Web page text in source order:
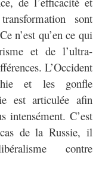
sont
n’est qu’en ce qui
et de l’ultra-
L’Occident
et les gonfle
est articulée afin
intensément. C’est
de la Russie, il
contre